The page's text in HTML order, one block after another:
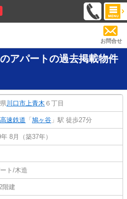
お問合せ
アパートの過去掲載物件
川口市 上青木 ６丁目
速鉄道 「 鳩ヶ谷 」駅 徒歩27分
8月（築37年）
ト/木造
階建